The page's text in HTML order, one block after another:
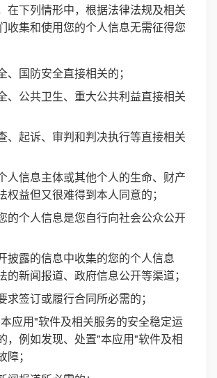
在下列情形中，根据法律法规及相关
收集和使用您的个人信息无需征得您
、国防安全直接相关的；
、公共卫生、重大公共利益直接相关
、起诉、审判和判决执行等直接相关
人信息主体或其他个人的生命、财产
权益但又很难得到本人同意的；
的个人信息是您自行向社会公众公开
披露的信息中收集的您的个人信息
的新闻报道、政府信息公开等渠道；
求签订或履行合同所必需的；
应用"软件及相关服务的安全稳定运
，例如发现、处置"本应用"软件及相
；